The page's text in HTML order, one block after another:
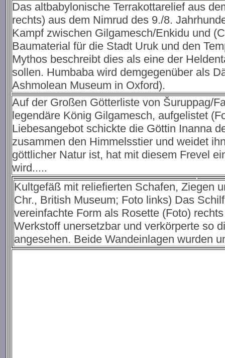
Das altbabylonische Terrakottarelief aus
rechts) aus dem Nimrud des 9./8.
Kampf zwischen Gilgamesch/Enkidu und
Baumaterial für die Stadt Uruk und den
Mythos beschreibt dies als eine der
sollen. Humbaba wird demgegenüber als
Ashmolean Museum in Oxford).
Auf der Großen Götterliste von Šuruppag/
legendäre König Gilgamesch, aufgelistet
Liebesangebot schickte die Göttin Inanna
zusammen den Himmelsstier und weidet
göttlicher Natur ist, hat mit diesem Frevel
wird.....
Kultgefäß mit reliefierten Schafen, Ziegen
Chr., British Museum; Foto links) Das
vereinfachte Form als Rosette (Foto)
Werkstoff unersetzbar und verkörperte so
angesehen. Beide Wandeinlagen wurden